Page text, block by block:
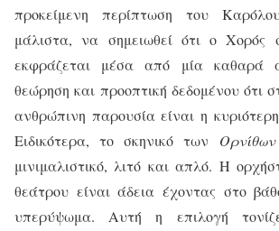
προκείμενη περίπτωση του
μάλιστα, να σημειωθεί ότι ο Χορός
εκφράζεται μέσα από μία καθαρά
θεώρηση και προοπτική δεδομένου ότι
ανθρώπινη παρουσία είναι η
Ειδικότερα, το σκηνικό των Ορνίθων
μινιμαλιστικό, λιτό και απλό. Η
θεάτρου είναι άδεια έχοντας στο
υπερύψωμα. Αυτή η επιλογή